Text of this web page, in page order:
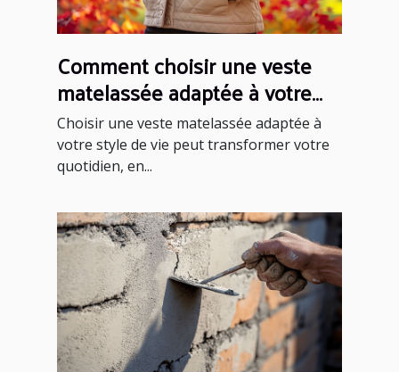
Comment choisir une veste
matelassée adaptée à votre
style de vie ?
Choisir une veste matelassée adaptée à
votre style de vie peut transformer votre
quotidien, en...